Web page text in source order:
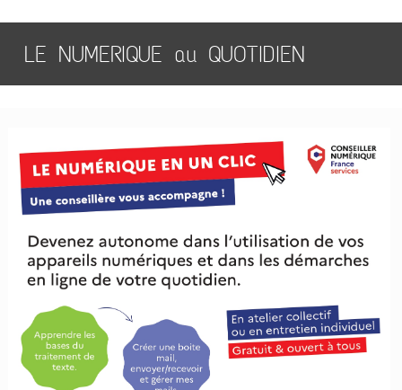
LE NUMERIQUE au QUOTIDIEN